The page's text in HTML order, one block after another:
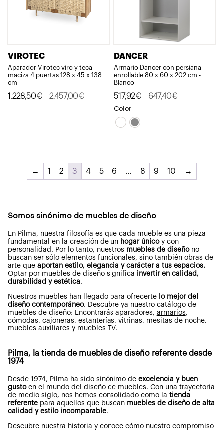
VIROTEC
Aparador Virotec viro y teca
maciza 4 puertas 128 x 45 x 138
cm
2.457,00€
El
1.228,50€
El
DANCER
Armario Dancer con persiana
enrollable 80 x 60 x 202 cm -
Blanco
647,40€
El
precio
original
517,92€
El
precio
actual
Color
← 1 2 3 4 5 6 … 8 9 10 →
Somos sinónimo de muebles de diseño
En Pilma, nuestra filosofía es que cada mueble es una pieza
fundamental en la creación de un hogar únicoy con
personalidad. Por lo tanto, nuestros muebles de diseño no
buscan ser sólo elementos funcionales, sino también obras de
arte queaportan estilo, elegancia y carácter a tus espacios.
Optar por muebles de diseño significa invertir en calidad,
durabilidad y estética.
Nuestros muebles han llegado para ofrecerte lo mejor del
diseño contemporáneo. Descubre ya nuestro catálogo de
muebles de diseño: Encontrarás aparadores, armarios,
cómodas, cajoneras, estanterías, vitrinas, mesitas de noche,
muebles auxiliares y muebles TV.
Pilma, la tienda de muebles de diseño referente desde
1974
Desde 1974, Pilma ha sido sinónimo de excelencia y buen
gustoen el mundo del diseño de muebles. Con una trayectoria
de medio siglo, nos hemos consolidado como la tienda
referente para aquellos que buscan muebles de diseño de alta
calidad y estilo incomparable.
Descubre nuestra historia y conoce cómo nuestro compromiso